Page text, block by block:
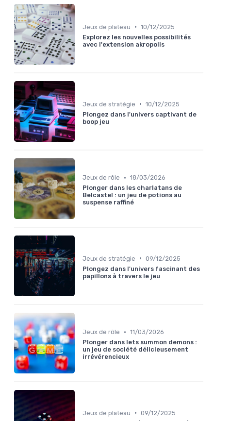
Jeux de plateau • 10/12/2025
Explorez les nouvelles possibilités
avec l'extension akropolis
Jeux de stratégie • 10/12/2025
Plongez dans l'univers captivant de
boop jeu
Jeux de rôle • 18/03/2026
Plonger dans les charlatans de
Belcastel : un jeu de potions au
suspense raffiné
Jeux de stratégie • 09/12/2025
Plongez dans l'univers fascinant des
papillons à travers le jeu
Jeux de rôle • 11/03/2026
Plonger dans lets summon demons :
un jeu de société délicieusement
irrévérencieux
Jeux de plateau • 09/12/2025